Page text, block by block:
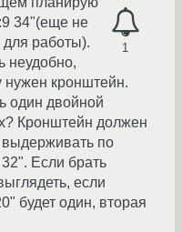
1
34"(еще не
для работы).
неудобно,
кронштейн.
один двойной
Кронштейн должен
по
Если брать
если
будет один, вторая